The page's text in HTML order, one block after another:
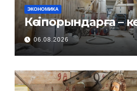
ЭКОНОМИКА
06.08.2026